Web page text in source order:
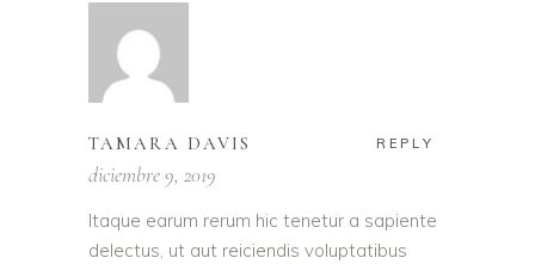
TAMARA DAVIS REPLY
diciembre 9, 2019
Itaque earum rerum hic tenetur a sapiente
delectus, ut aut reiciendis voluptatibus